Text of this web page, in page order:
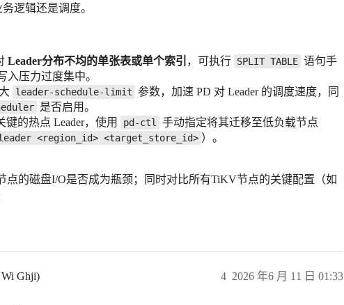
逻辑还是调度。
Leader分布不均的单张表或单个索引 ，可执行 SPLIT TABLE 语句手
入压力过度集中。
leader-schedule-limit 参数，加速 PD 对 Leader 的调度速度，同
是否启用。
的热点 Leader，使用
pd-ctl 手动指定将其迁移至低负载节点
<region_id> <target_store_id> ）。
点的磁盘I/O是否成为瓶颈；同时对比所有TiKV节点的关键配置（如
Ghji) 2026 年6 月 11 日 01:33
4